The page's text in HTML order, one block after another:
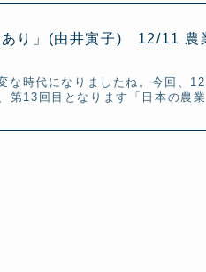
あり」(由井寅子) 12/11 農
な時代になりましたね。今回、
第13回目となります「日本の農